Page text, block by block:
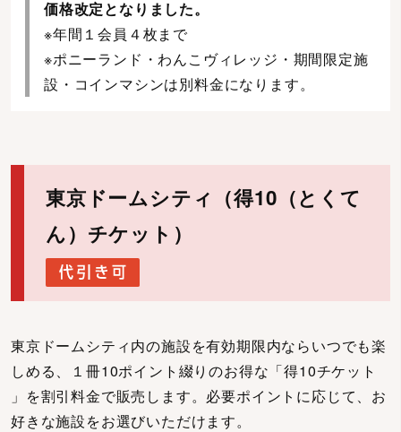
価格改定となりました。
※年間１会員４枚まで
※ポニーランド・わんこヴィレッジ・期間限定施
設・コインマシンは別料金になります。
東京ドームシティ（得10（とくて
ん）チケット）
東京ドームシティ内の施設を有効期限内ならいつでも楽
しめる、１冊10ポイント綴りのお得な「得10チケット
」を割引料金で販売します。必要ポイントに応じて、お
好きな施設をお選びいただけます。